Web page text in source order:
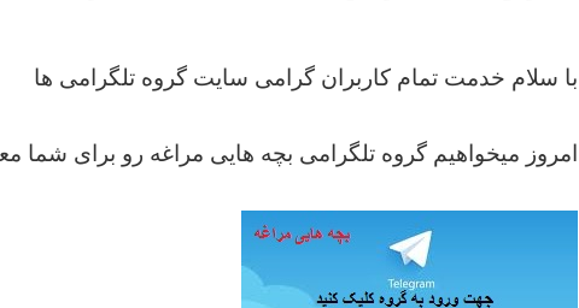
با سلام خدمت تمام کاربران گرامی سایت گروه تلگرامی ها
امروز میخواهیم گروه تلگرامی بچه هایی مراغه رو برای شما